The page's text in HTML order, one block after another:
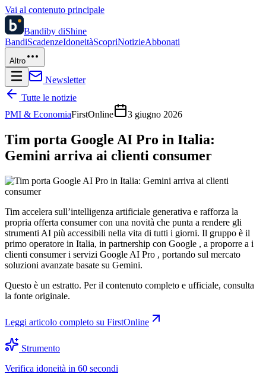
Vai al contenuto principale
Bandiby diShine
BandiScadenzeIdoneitàScopriNotizieAbbonati
Altro
Newsletter
Tutte le notizie
PMI & EconomiaFirstOnline 3 giugno 2026
Tim porta Google AI Pro in Italia:
Gemini arriva ai clienti consumer
Tim accelera sull’intelligenza artificiale generativa e rafforza la
propria offerta consumer con una novità che punta a rendere gli
strumenti AI più accessibili nella vita di tutti i giorni. Il gruppo è il
primo operatore in Italia, in partnership con Google , a proporre a i
clienti consumer i servizi Google AI Pro , portando sul mercato
soluzioni avanzate basate su Gemini.
Questo è un estratto. Per il contenuto completo e ufficiale, consulta
la fonte originale.
Leggi articolo completo su FirstOnline
Strumento
Verifica idoneità in 60 secondi